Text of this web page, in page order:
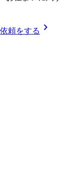
頼をする chevron_right